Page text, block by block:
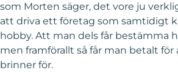
som Morten säger, det vore ju
att driva ett företag som samtidigt
hobby. Att man dels får bestämma
men framförallt så får man betalt
brinner för.